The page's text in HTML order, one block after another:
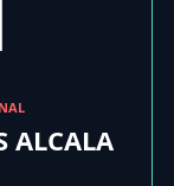
ALCALA